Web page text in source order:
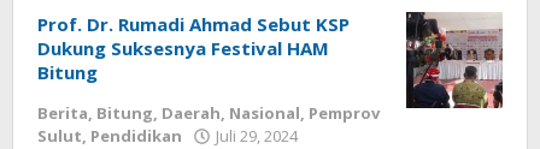
Prof. Dr. Rumadi Ahmad Sebut KSP
Dukung Suksesnya Festival HAM
Bitung
Berita, Bitung, Daerah, Nasional, Pemprov
Sulut, Pendidikan Juli 29, 2024